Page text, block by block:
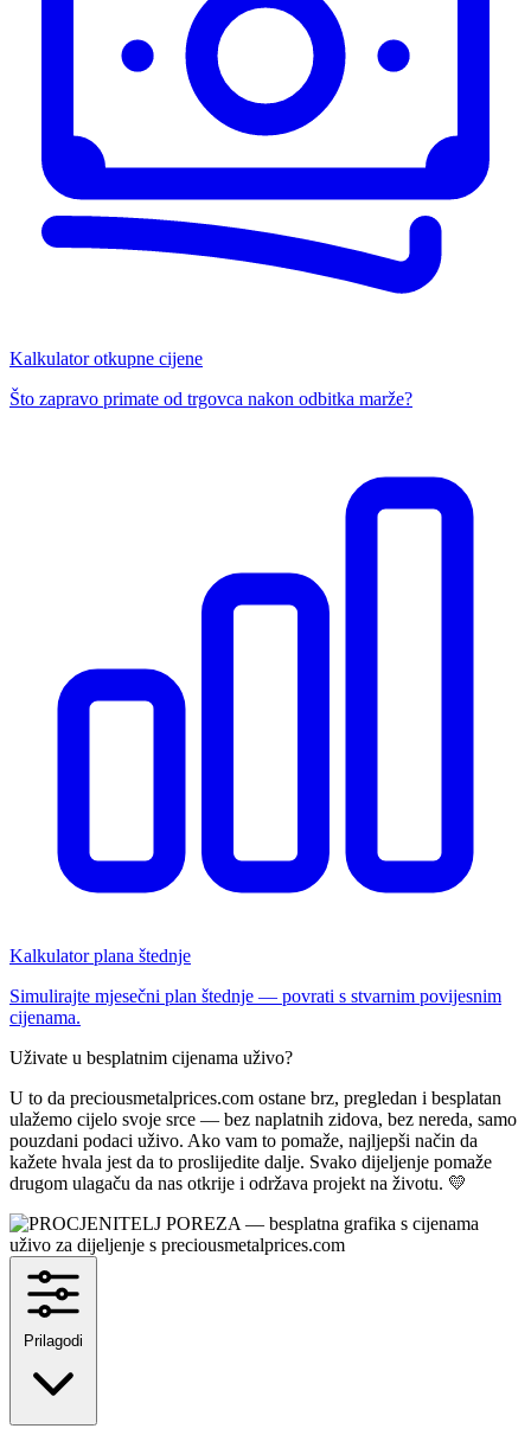
Kalkulator otkupne cijene
Što zapravo primate od trgovca nakon odbitka marže?
Kalkulator plana štednje
Simulirajte mjesečni plan štednje — povrati s stvarnim povijesnim
cijenama.
Uživate u besplatnim cijenama uživo?
U to da preciousmetalprices.com ostane brz, pregledan i besplatan
ulažemo cijelo svoje srce — bez naplatnih zidova, bez nereda, samo
pouzdani podaci uživo. Ako vam to pomaže, najljepši način da
kažete hvala jest da to proslijedite dalje. Svako dijeljenje pomaže
drugom ulagaču da nas otkrije i održava projekt na životu. 💛
Prilagodi